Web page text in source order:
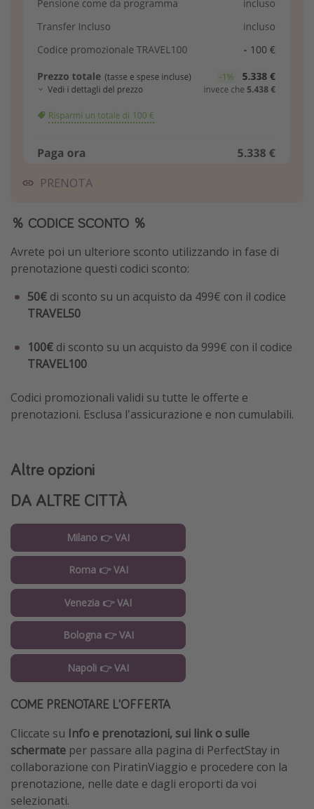
PRENOTA
％ CODICE SCONTO ％
Avrete poi un ulteriore sconto utilizzando in fase di
prenotazione questi codici sconto:
50€ di sconto su un acquisto da 499€ con il codice
TRAVEL50
100€ di sconto su un acquisto da 999€ con il codice
TRAVEL100
Codici promozionali validi su tutte le offerte e
prenotazioni. Esclusa l'assicurazione e non cumulabili.
Altre opzioni
DA ALTRE CITTÀ
Milano 👉 VAI
Roma 👉 VAI
Venezia 👉 VAI
Bologna 👉 VAI
Napoli 👉 VAI
COME PRENOTARE L'OFFERTA
Cliccate su Info e prenotazioni, sui link o sulle
schermate per passare alla pagina di PerfectStay in
collaborazione con PiratinViaggio e procedere con la
prenotazione, nelle date e dagli eroporti da voi
selezionati.